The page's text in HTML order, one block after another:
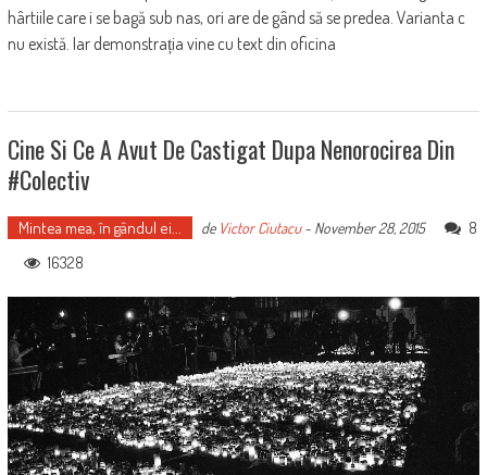
hârtiile care i se bagă sub nas, ori are de gând să se predea. Varianta c
nu există. Iar demonstrația vine cu text din oficina
Cine Si Ce A Avut De Castigat Dupa Nenorocirea Din
#Colectiv
Mintea mea, în gândul ei... de Victor Ciutacu- November 28, 2015
8
16328